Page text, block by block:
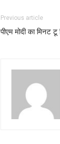
Previous article
पीएम मोदी का मिनट